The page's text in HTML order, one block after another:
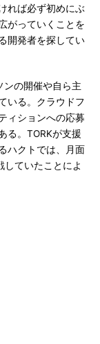
れば必ず初めにぶ
がっていくことを
開発者を探してい
の開催や自ら主
いる。クラウドフ
ィションへの応募
る。TORKが支援
ハクトでは、月面
していたことによ